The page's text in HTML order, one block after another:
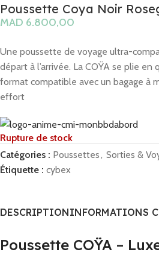
Poussette Coya Noir
MAD
Une poussette de voyage ultra-
départ à l’arrivée. La COŸA se plie en
format compatible avec un bagage à
effort
Rupture de stock
Catégories : Poussettes, Sorties &
Étiquette : cybex
DESCRIPTIONINFORMATIONS
Poussette COŸA –